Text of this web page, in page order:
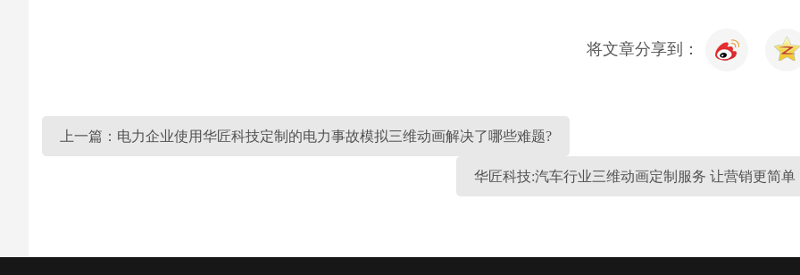
将文章分享到：
上一篇：电力企业使用华匠科技定制的电力事故模拟三维动画解决了哪些难题?
华匠科技:汽车行业三维动画定制服务 让营销更简单